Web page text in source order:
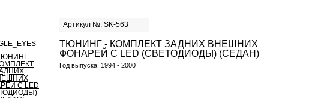
Артикул №: SK-563
ТЮНИНГ - КОМПЛЕКТ ЗАДНИХ ВНЕШНИХ
ФОНАРЕЙ С LED (СВЕТОДИОДЫ) (СЕДАН)
Год выпуска: 1994 - 2000